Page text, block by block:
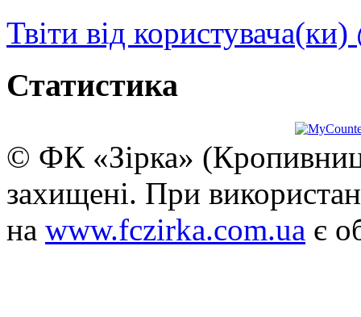
Твіти від
Статистика
© ФК «Зірка»
захищені. При
на www.fczirka.com.ua є